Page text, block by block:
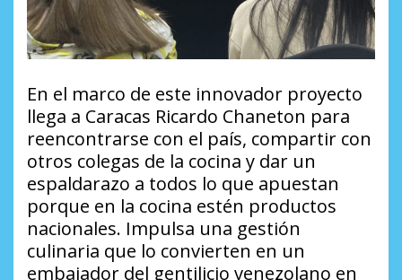
En el marco de este innovador proyecto
llega a Caracas Ricardo Chaneton para
reencontrarse con el país, compartir con
otros colegas de la cocina y dar un
espaldarazo a todos lo que apuestan
porque en la cocina estén productos
nacionales. Impulsa una gestión
culinaria que lo convierten en un
embajador del gentilicio venezolano en